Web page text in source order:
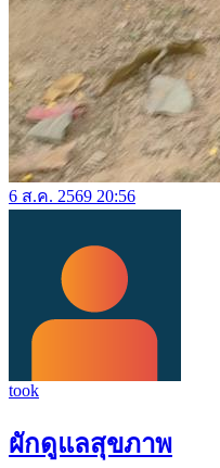
6 ส.ค. 2569 20:56
took
ผักดูแลสุขภาพ